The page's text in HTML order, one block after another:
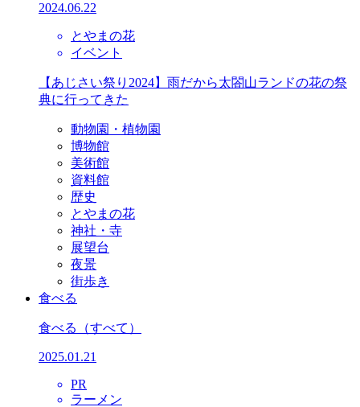
2024.06.22
とやまの花
イベント
【あじさい祭り2024】雨だから太閤山ランドの花の祭
典に行ってきた
動物園・植物園
博物館
美術館
資料館
歴史
とやまの花
神社・寺
展望台
夜景
街歩き
食べる
食べる （すべて）
2025.01.21
PR
ラーメン